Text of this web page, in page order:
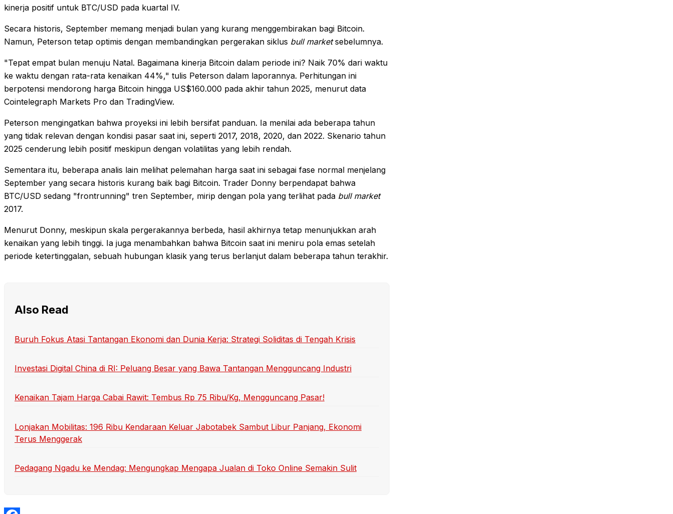
kinerja positif untuk BTC/USD pada kuartal IV.
Secara historis, September memang menjadi bulan yang kurang menggembirakan bagi Bitcoin.
Namun, Peterson tetap optimis dengan membandingkan pergerakan siklus bull marketsebelumnya.
"Tepat empat bulan menuju Natal. Bagaimana kinerja Bitcoin dalam periode ini? Naik 70% dari waktu
ke waktu dengan rata-rata kenaikan 44%," tulis Peterson dalam laporannya. Perhitungan ini
berpotensi mendorong harga Bitcoin hingga US$160.000 pada akhir tahun 2025, menurut data
Cointelegraph Markets Pro dan TradingView.
Peterson mengingatkan bahwa proyeksi ini lebih bersifat panduan. Ia menilai ada beberapa tahun
yang tidak relevan dengan kondisi pasar saat ini, seperti 2017, 2018, 2020, dan 2022. Skenario tahun
2025 cenderung lebih positif meskipun dengan volatilitas yang lebih rendah.
Sementara itu, beberapa analis lain melihat pelemahan harga saat ini sebagai fase normal menjelang
September yang secara historis kurang baik bagi Bitcoin. Trader Donny berpendapat bahwa
BTC/USD sedang "frontrunning" tren September, mirip dengan pola yang terlihat pada bull market
2017.
Menurut Donny, meskipun skala pergerakannya berbeda, hasil akhirnya tetap menunjukkan arah
kenaikan yang lebih tinggi. Ia juga menambahkan bahwa Bitcoin saat ini meniru pola emas setelah
periode ketertinggalan, sebuah hubungan klasik yang terus berlanjut dalam beberapa tahun terakhir.
Also Read
Buruh Fokus Atasi Tantangan Ekonomi dan Dunia Kerja: Strategi Soliditas di Tengah Krisis
Investasi Digital China di RI: Peluang Besar yang Bawa Tantangan Mengguncang Industri
Kenaikan Tajam Harga Cabai Rawit: Tembus Rp 75 Ribu/Kg, Mengguncang Pasar!
Lonjakan Mobilitas: 196 Ribu Kendaraan Keluar Jabotabek Sambut Libur Panjang, Ekonomi
Terus Menggerak
Pedagang Ngadu ke Mendag: Mengungkap Mengapa Jualan di Toko Online Semakin Sulit